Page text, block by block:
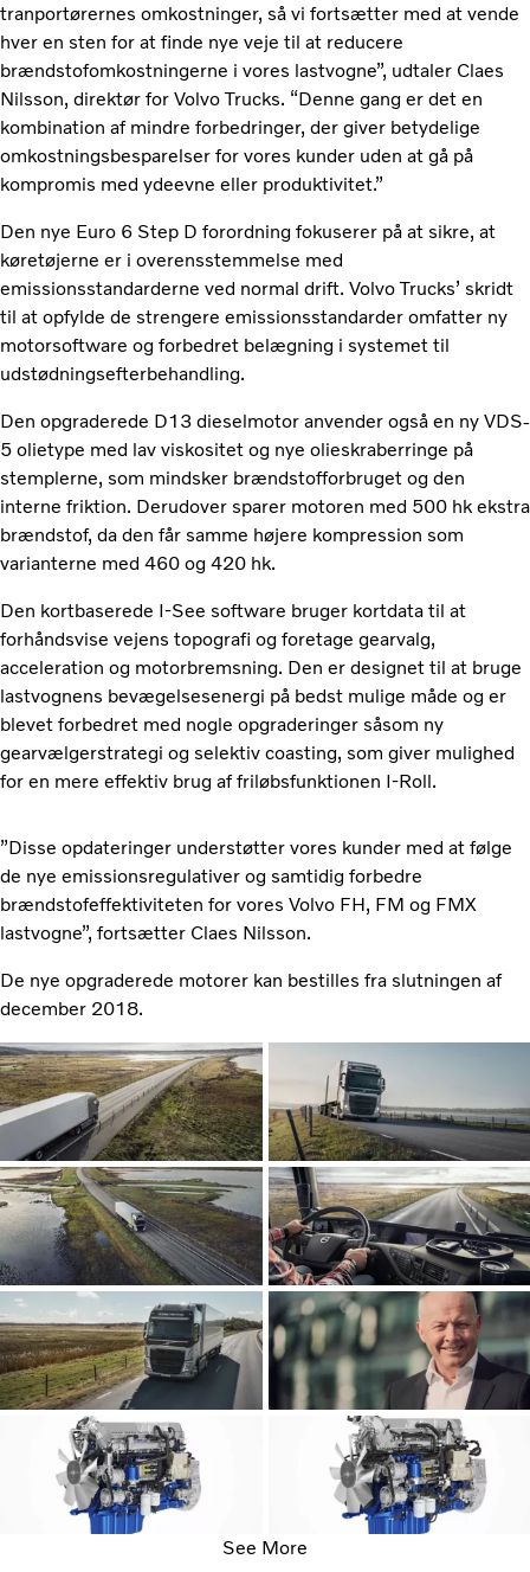
tranportørernes omkostninger, så vi fortsætter med at vende
hver en sten for at finde nye veje til at reducere
brændstofomkostningerne i vores lastvogne”, udtaler Claes
Nilsson, direktør for Volvo Trucks. “Denne gang er det en
kombination af mindre forbedringer, der giver betydelige
omkostningsbesparelser for vores kunder uden at gå på
kompromis med ydeevne eller produktivitet.”
Den nye Euro 6 Step D forordning fokuserer på at sikre, at
køretøjerne er i overensstemmelse med
emissionsstandarderne ved normal drift. Volvo Trucks’ skridt
til at opfylde de strengere emissionsstandarder omfatter ny
motorsoftware og forbedret belægning i systemet til
udstødningsefterbehandling.
Den opgraderede D13 dieselmotor anvender også en ny VDS-
5 olietype med lav viskositet og nye olieskraberringe på
stemplerne, som mindsker brændstofforbruget og den
interne friktion. Derudover sparer motoren med 500 hk ekstra
brændstof, da den får samme højere kompression som
varianterne med 460 og 420 hk.
Den kortbaserede I-See software bruger kortdata til at
forhåndsvise vejens topografi og foretage gearvalg,
acceleration og motorbremsning. Den er designet til at bruge
lastvognens bevægelsesenergi på bedst mulige måde og er
blevet forbedret med nogle opgraderinger såsom ny
gearvælgerstrategi og selektiv coasting, som giver mulighed
for en mere effektiv brug af friløbsfunktionen I-Roll.
”Disse opdateringer understøtter vores kunder med at følge
de nye emissionsregulativer og samtidig forbedre
brændstofeffektiviteten for vores Volvo FH, FM og FMX
lastvogne”, fortsætter Claes Nilsson.
De nye opgraderede motorer kan bestilles fra slutningen af
december 2018.
See More